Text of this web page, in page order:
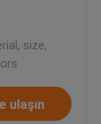
size,
ulaşın